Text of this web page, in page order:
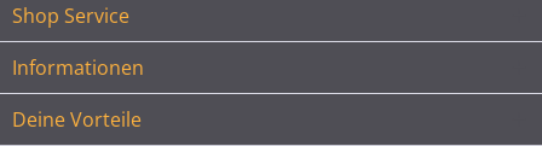
Shop Service
Informationen
Deine Vorteile